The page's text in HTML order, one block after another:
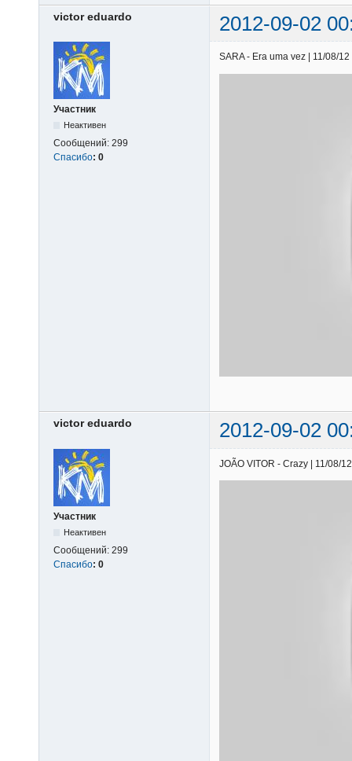
victor eduardo 2012-09-02
Участник
Неактивен
Сообщений: 299
Спасибо: 0
SARA - Era uma vez | 11/08/
victor eduardo 2012-09-02
Участник
Неактивен
Сообщений: 299
Спасибо: 0
JOÃO VITOR - Crazy | 11/08/